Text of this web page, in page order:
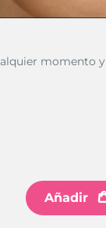
momento y
Añadir